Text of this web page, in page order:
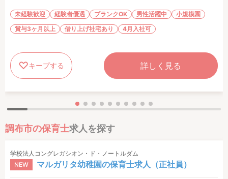
未経験歓迎 経験者優遇 ブランクOK 男性活躍中
小規模園
賞与3ヶ月以上
借り上げ社宅あり 4月入社可
キープする 詳しく見る
調布市の保育士求人を探す
学校法人コングレガシオン・ド・ノートルダム
NEW
マルガリタ幼稚園の保育士求人（正社員）